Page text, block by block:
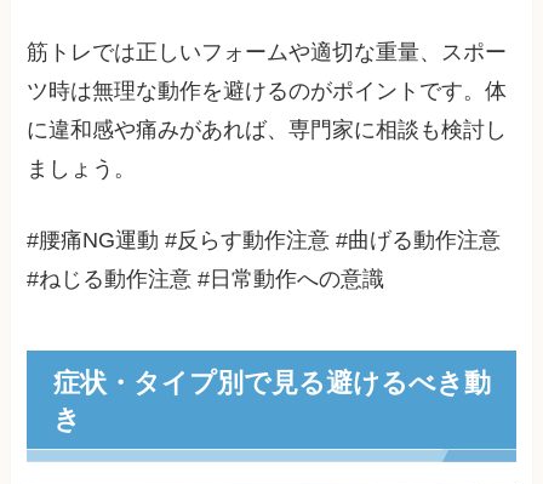
筋トレでは正しいフォームや適切な重量、スポー
ツ時は無理な動作を避けるのがポイントです。体
に違和感や痛みがあれば、専門家に相談も検討し
ましょう。
#腰痛NG運動 #反らす動作注意 #曲げる動作注意
#ねじる動作注意 #日常動作への意識
症状・タイプ別で見る避けるべき動
き